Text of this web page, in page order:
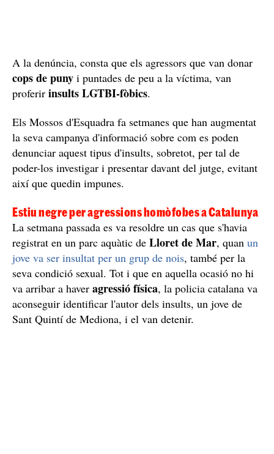
A la denúncia, consta que els agressors que van donar
cops de puny i puntades de peu a la víctima, van
proferir insults LGTBI-fòbics.
Els Mossos d'Esquadra fa setmanes que han augmentat
la seva campanya d'informació sobre com es poden
denunciar aquest tipus d'insults, sobretot, per tal de
poder-los investigar i presentar davant del jutge, evitant
així que quedin impunes.
Estiu negre per agressions homòfobes a Catalunya
La setmana passada es va resoldre un cas que s'havia
registrat en un parc aquàtic de Lloret de Mar, quan un
jove va ser insultat per un grup de nois, també per la
seva condició sexual. Tot i que en aquella ocasió no hi
va arribar a haver agressió física, la policia catalana va
aconseguir identificar l'autor dels insults, un jove de
Sant Quintí de Mediona, i el van detenir.